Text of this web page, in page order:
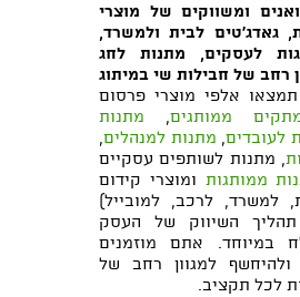
ומשווקים של מוצרי
גאדג'טים לבית ולמשרד,
לעסקים, מתנות לחג
רחב של חבילות שי במיתוג
תמצאו אלפי מוצרי פרסום
ממותגים, מתנות
לעובדים, מתנות למנהלים,
, מתנות לשותפים עסקיים
ממותגות ומוצרי קידום
למשרד, לרכב, למובייל)
השיווק של העסק
במיוחד. אתם מוזמנים
למגוון רחב של
לכל תקציב.